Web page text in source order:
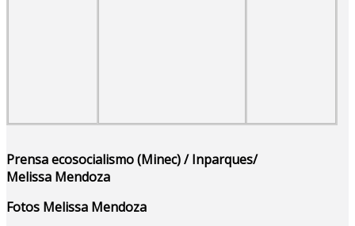
Prensa ecosocialismo (Minec) / Inparques/
Melissa Mendoza
Fotos Melissa Mendoza